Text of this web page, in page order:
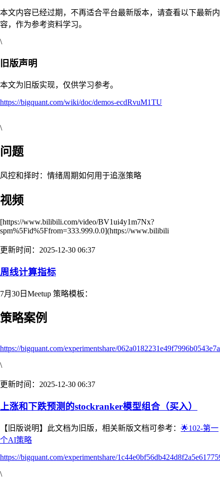
本文内容已经过期，不再适合平台最新版本，请查看以下最新内
容，作为参考资料学习。
\
旧版声明
本文为旧版实现，仅供学习参考。
https://bigquant.com/wiki/doc/demos-ecdRvuM1TU
\
问题
风控和择时：情绪周期如何用于追涨策略
视频
[https://www.bilibili.com/video/BV1ui4y1m7Nx?
spm%5Fid%5Ffrom=333.999.0.0](https://www.bilibili
更新时间：2025-12-30 06:37
周线计算指标
7月30日Meetup 策略模板：
策略案例
https://bigquant.com/experimentshare/
\
更新时间：2025-12-30 06:37
上涨和下跌预测的stockranker模型组合（买入）
【旧版说明】此文档为旧版，相关新版文档可参考： 🌟102-第一
个AI策略
https://bigquant.com/experimentshare/
\